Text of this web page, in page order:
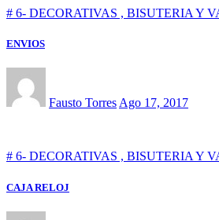
# 6- DECORATIVAS , BISUTERIA Y
ENVIOS
Fausto Torres Ago 17, 2017
# 6- DECORATIVAS , BISUTERIA Y
CAJA RELOJ